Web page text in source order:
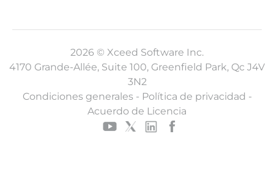
2026 © Xceed Software Inc.
4170 Grande-Allée, Suite 100, Greenfield Park, Qc J4V
3N2
Condiciones generales- Política de privacidad -
Acuerdo de Licencia